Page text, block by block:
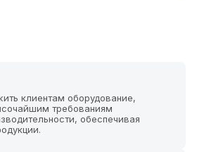
клиентам оборудование,
требованиям
обеспечивая